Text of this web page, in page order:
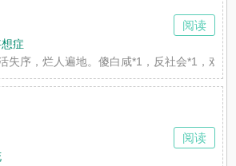
症
失序，烂人遍地。傻白咸*1，反社会*1，戏
阅读
阅读